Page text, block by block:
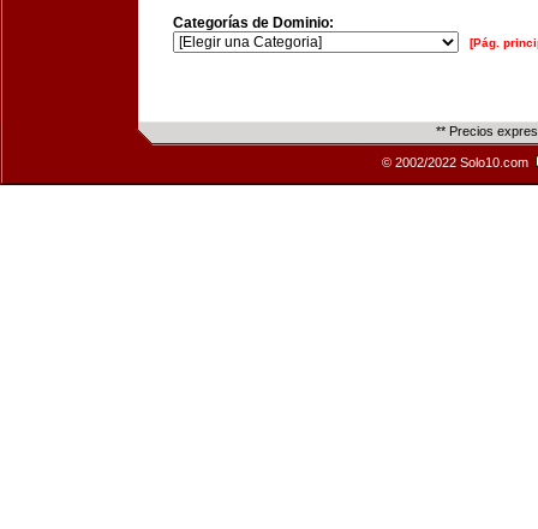
Categorías de Dominio:
[Pág.
** Precios
© 2002/2022 Solo10.com